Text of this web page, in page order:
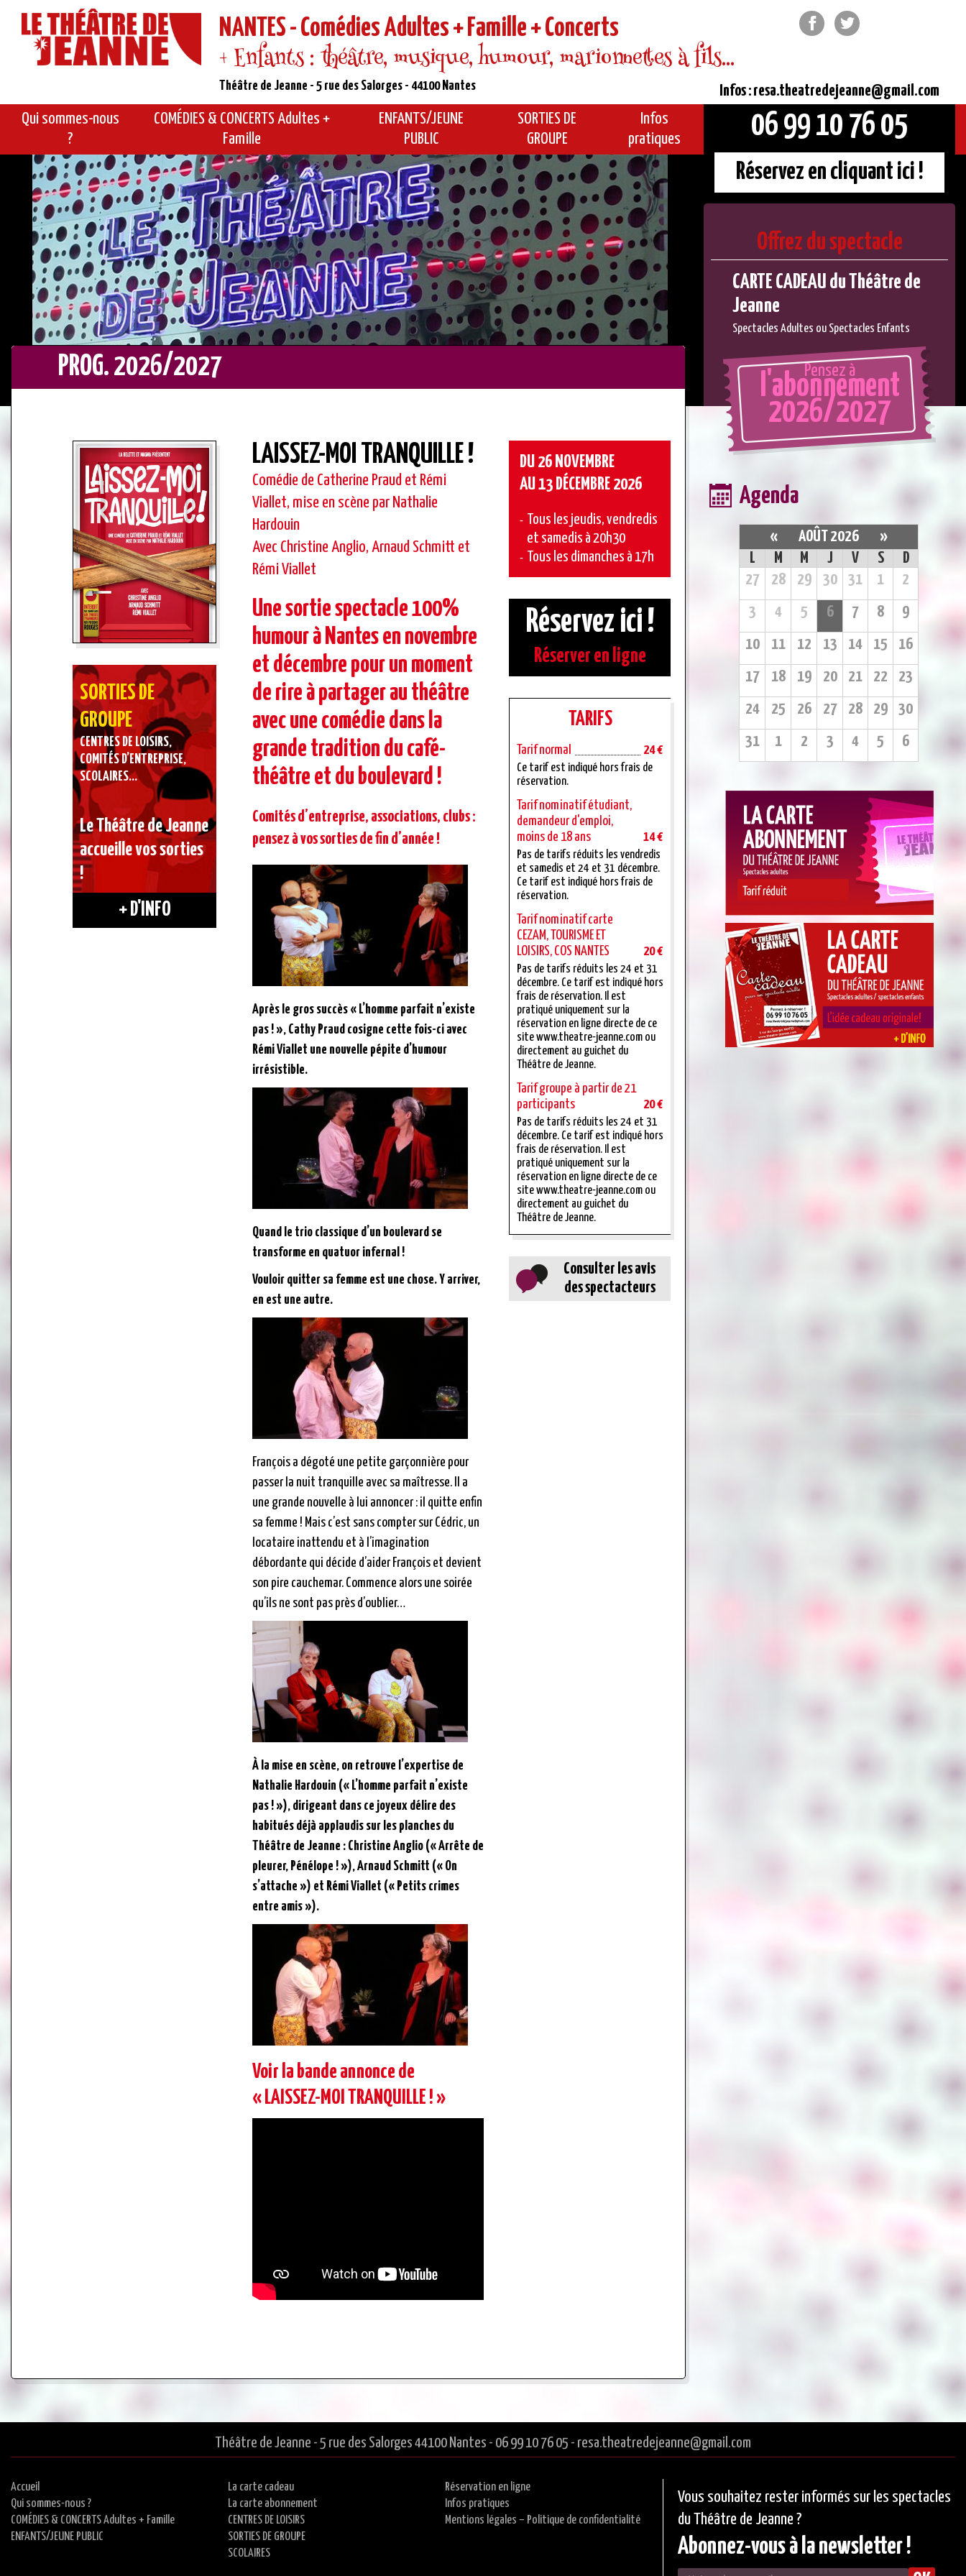
NANTES - Comédies Adultes + Famille + Concerts
+ Enfants : théâtre, musique, humour, marionnettes à fils...
Théâtre de Jeanne - 5 rue des Salorges - 44100 Nantes
FacebookTwitter
Qui sommes-nous
?
COMÉDIES & CONCERTS Adultes +
Famille
ENFANTS/JEUNE
PUBLIC
SORTIES DE
GROUPE
Infos
pratiques
Infos : resa.theatredejeanne@gmail.com
06 99 10 76 05
Réservez en cliquant ici !
Offrez du spectacle
CARTE CADEAU du Théâtre de
Jeanne
Spectacles Adultes ou Spectacles Enfants
PROG. 2026/2027
SORTIES DE
GROUPE
CENTRES DE LOISIRS,
COMITÉS D’ENTREPRISE,
SCOLAIRES…
Le Théâtre de Jeanne
accueille vos sorties
!
+ D'INFO
LAISSEZ-MOI TRANQUILLE !
Comédie de Catherine Praud et Rémi
Viallet, mise en scène par Nathalie
Hardouin
Avec Christine Anglio, Arnaud Schmitt et
Rémi Viallet
Une sortie spectacle 100%
humour à Nantes en novembre
et décembre pour un moment
de rire à partager au théâtre
avec une comédie dans la
grande tradition du café-
théâtre et du boulevard !
Comités d’entreprise, associations, clubs :
pensez à vos sorties de fin d’année !
Après le gros succès « L’homme parfait n’existe
pas ! », Cathy Praud cosigne cette fois-ci avec
Rémi Viallet une nouvelle pépite d’humour
irrésistible.
Quand le trio classique d’un boulevard se
transforme en quatuor infernal !
Vouloir quitter sa femme est une chose. Y arriver,
en est une autre.
François a dégoté une petite garçonnière pour
passer la nuit tranquille avec sa maîtresse. Il a
une grande nouvelle à lui annoncer : il quitte enfin
sa femme ! Mais c’est sans compter sur Cédric, un
locataire inattendu et à l’imagination
débordante qui décide d’aider François et devient
son pire cauchemar. Commence alors une soirée
qu’ils ne sont pas près d’oublier…
À la mise en scène, on retrouve l’expertise de
Nathalie Hardouin (« L’homme parfait n’existe
pas ! »), dirigeant dans ce joyeux délire des
habitués déjà applaudis sur les planches du
Théâtre de Jeanne : Christine Anglio (« Arrête de
pleurer, Pénélope ! »), Arnaud Schmitt (« On
s’attache ») et Rémi Viallet (« Petits crimes
entre amis »).
Voir la bande annonce de
« LAISSEZ-MOI TRANQUILLE ! »
DU 26 NOVEMBRE
AU 13 DÉCEMBRE 2026
Tous les jeudis, vendredis
et samedis à 20h30
Tous les dimanches à 17h
Réservez ici !
Réserver en ligne
TARIFS
Tarif normal 24 €
Ce tarif est indiqué hors frais de
réservation.
Tarif nominatif étudiant,
demandeur d'emploi,
moins de 18 ans
14 €
Pas de tarifs réduits les vendredis
et samedis et 24 et 31 décembre.
Ce tarif est indiqué hors frais de
réservation.
Tarif nominatif carte
CEZAM, TOURISME ET
LOISIRS, COS NANTES
20 €
Pas de tarifs réduits les 24 et 31
décembre. Ce tarif est indiqué hors
frais de réservation. Il est
pratiqué uniquement sur la
réservation en ligne directe de ce
site www.theatre-jeanne.com ou
directement au guichet du
Théâtre de Jeanne.
Tarif groupe à partir de 21
participants
20 €
Pas de tarifs réduits les 24 et 31
décembre. Ce tarif est indiqué hors
frais de réservation. Il est
pratiqué uniquement sur la
réservation en ligne directe de ce
site www.theatre-jeanne.com ou
directement au guichet du
Théâtre de Jeanne.
Consulter les avis
des spectacteurs
Pensez à
l'abonnement
2026/2027
Agenda
« AOÛT 2026
»
L
M M J V S
D
27
28 29 30 31 1
2
3
4 5 6 7 8
9
10
11 12 13 14 15
16
17
18 19 20 21 22
23
24
25 26 27 28 29
30
31
1 2 3 4 5 6
Théâtre de Jeanne - 5 rue des Salorges 44100 Nantes - 06 99 10 76 05 - resa.theatredejeanne@gmail.com
Accueil
Qui sommes-nous ?
COMÉDIES & CONCERTS Adultes + Famille
ENFANTS/JEUNE PUBLIC
La carte cadeau
La carte abonnement
CENTRES DE LOISIRS
SORTIES DE GROUPE
SCOLAIRES
Réservation en ligne
Infos pratiques
Mentions légales – Politique de confidentialité
Vous souhaitez rester informés sur les spectacles
du Théâtre de Jeanne ?
Abonnez-vous à la newsletter !